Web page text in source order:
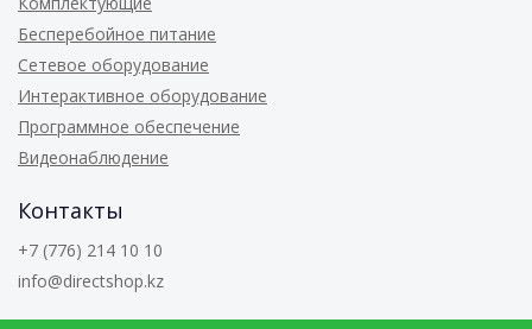
Бесперебойное питание
Сетевое оборудование
Интерактивное оборудование
Программное обеспечение
Видеонаблюдение
Контакты
+7 (776) 214 10 10
info@directshop.kz